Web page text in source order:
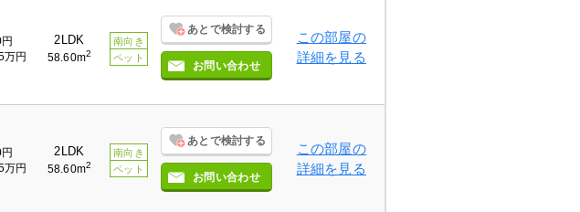
万円
2LDK
58.60m2
南向き
ペット
あとで検討する
お問い合わせ
この部屋の
詳細を見る
万円
2LDK
58.60m2
南向き
ペット
あとで検討する
お問い合わせ
この部屋の
詳細を見る